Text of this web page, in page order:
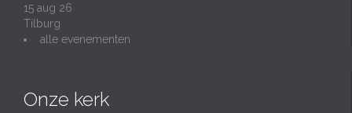
15 aug 26
Tilburg
alle evenementen
Onze kerk